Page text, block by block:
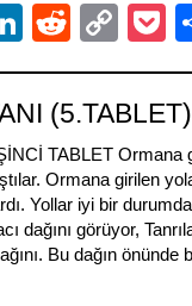
LinkedIn
Reddit
Link
(5.TABLET)
TABLET Ormana
Ormana girilen
Yollar iyi bir
dağını görüyor,
Bu dağın önünde